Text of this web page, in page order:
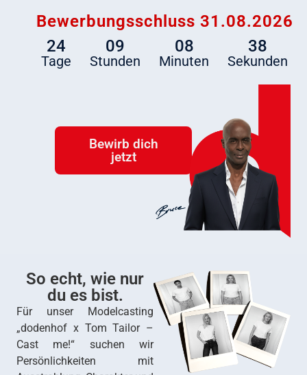
Bewerbungsschluss 31.08.2026
24
Tage
09
Stunden
08
Minuten
36
Sekunden
Das große Modelcasting
mit Bruce Darnell
am 26.09.2026.
Bewirb dich
jetzt
So echt, wie nur
du es bist.
Für unser Modelcasting
„dodenhof x Tom Tailor –
Cast me!“ suchen wir
Persönlichkeiten mit